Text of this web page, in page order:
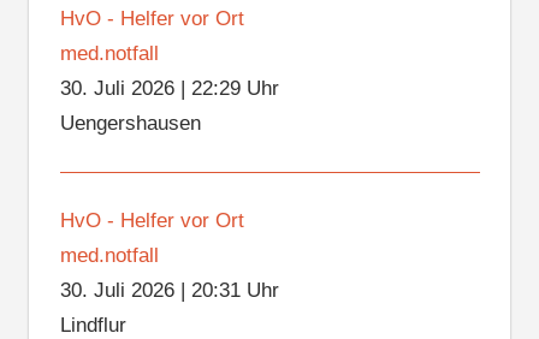
HvO - Helfer vor Ort
med.notfall
30. Juli 2026| 22:29 Uhr
Uengershausen
HvO - Helfer vor Ort
med.notfall
30. Juli 2026| 20:31 Uhr
Lindflur